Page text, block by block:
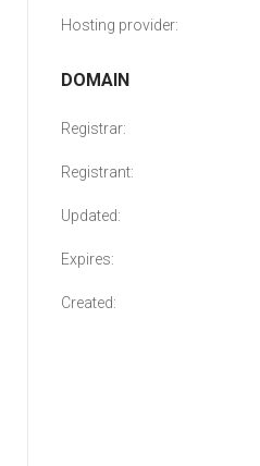
Hosting provider:
DOMAIN
Registrar:
Registrant:
Updated:
Expires:
Created: